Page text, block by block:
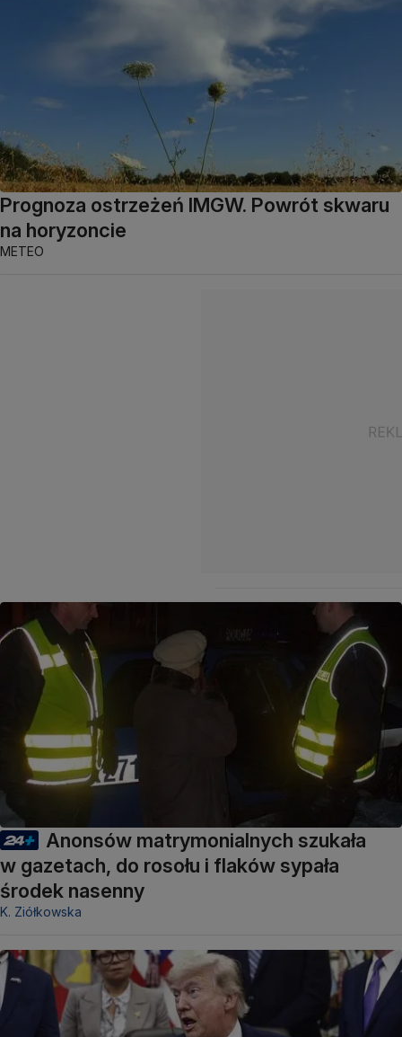
Prognoza ostrzeżeń IMGW. Powrót skwaru
na horyzoncie
METEO
Anonsów matrymonialnych szukała
w gazetach, do rosołu i flaków sypała
środek nasenny
K. Ziółkowska